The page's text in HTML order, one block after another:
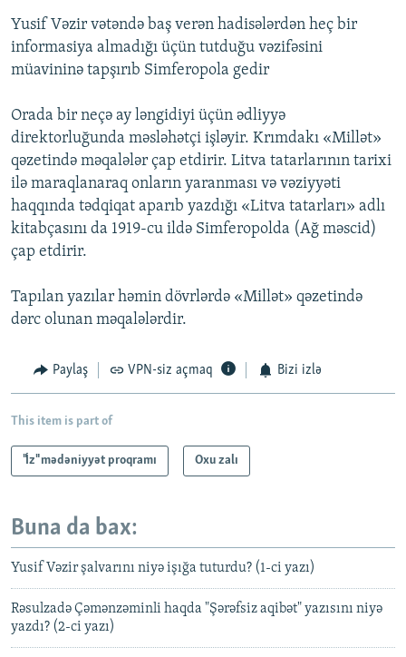
Yusif Vəzir vətəndə baş verən hadisələrdən heç bir
informasiya almadığı üçün tutduğu vəzifəsini
müavininə tapşırıb Simferopola gedir
Orada bir neçə ay ləngidiyi üçün ədliyyə
direktorluğunda məsləhətçi işləyir. Krımdakı «Millət»
qəzetində məqalələr çap etdirir. Litva tatarlarının tarixi
ilə maraqlanaraq onların yaranması və vəziyyəti
haqqında tədqiqat aparıb yazdığı «Litva tatarları» adlı
kitabçasını da 1919-cu ildə Simferopolda (Ağ məscid)
çap etdirir.
Tapılan yazılar həmin dövrlərdə «Millət» qəzetində
dərc olunan məqalələrdir.
Paylaş VPN-siz açmaq Bizi izlə
This item is part of
"İz" mədəniyyət proqramı Oxu zalı
Buna da bax:
Yusif Vəzir şalvarını niyə işığa tuturdu? (1-ci yazı)
Rəsulzadə Çəmənzəminli haqda "Şərəfsiz aqibət" yazısını niyə
yazdı? (2-ci yazı)